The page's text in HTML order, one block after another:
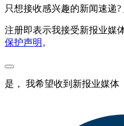
只想接收感兴趣的新闻速递?
注册即表示我接受新报业媒
保护声明 。
是， 我希望收到新报业媒体